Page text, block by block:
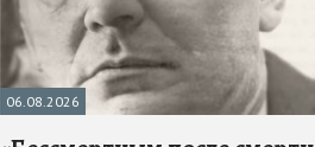
06.08.2026